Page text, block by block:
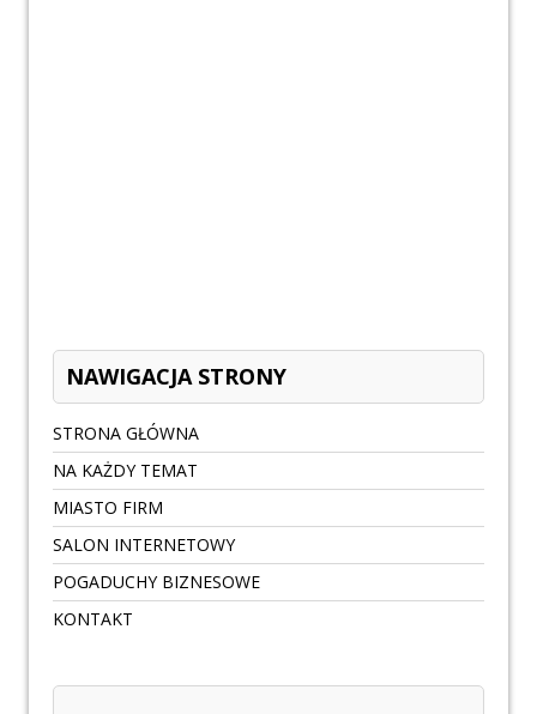
NAWIGACJA STRONY
STRONA GŁÓWNA
NA KAŻDY TEMAT
MIASTO FIRM
SALON INTERNETOWY
POGADUCHY BIZNESOWE
KONTAKT